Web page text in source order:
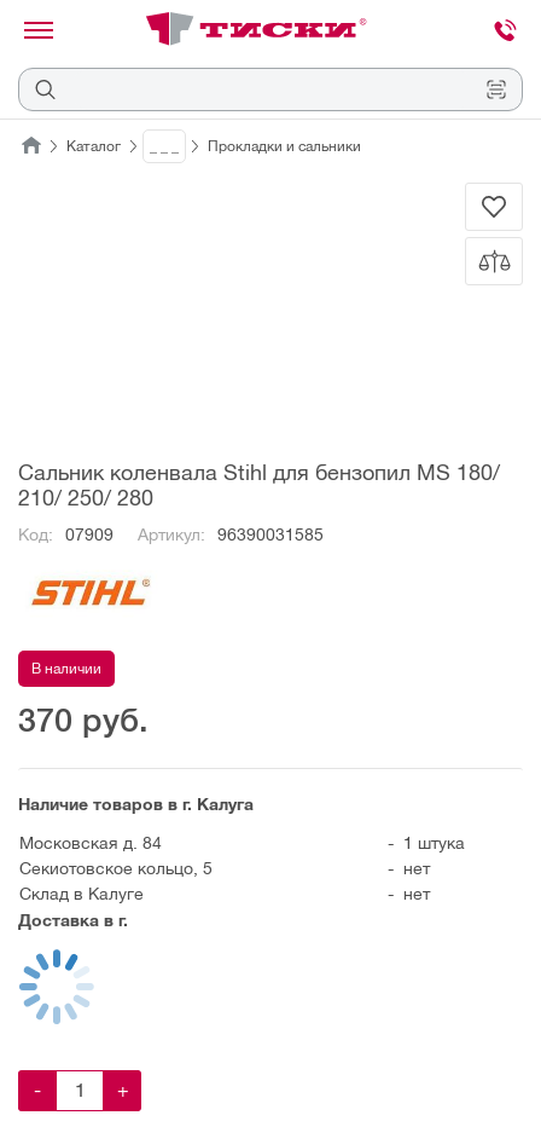
Отмена
Каталог Прокладки и сальники
Сальник коленвала Stihl для бензопил MS 180/
210/ 250/ 280
Код: 07909 Артикул: 96390031585
В наличии
370 руб.
Наличие товаров в г. Калуга
Московская д. 84
- 1 штука
Секиотовское кольцо, 5
- нет
Склад в Калуге
- нет
Доставка в г.
- +